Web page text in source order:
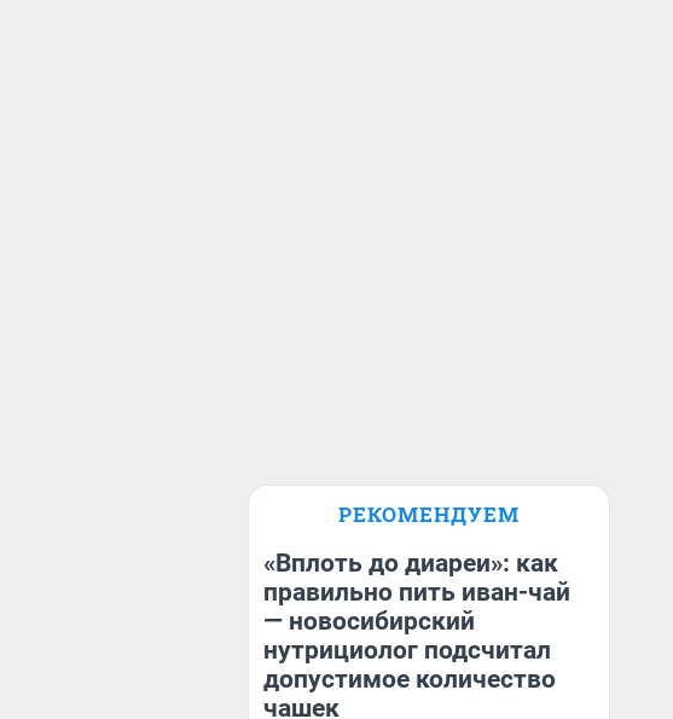
РЕКОМЕНДУЕМ
«Вплоть до диареи»: как
правильно пить иван-чай
— новосибирский
нутрициолог подсчитал
допустимое количество
чашек